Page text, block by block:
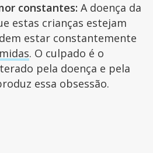
constantes: A doença da
estas crianças estejam
estar constantemente
. O culpado é o
pela doença e pela
essa obsessão.